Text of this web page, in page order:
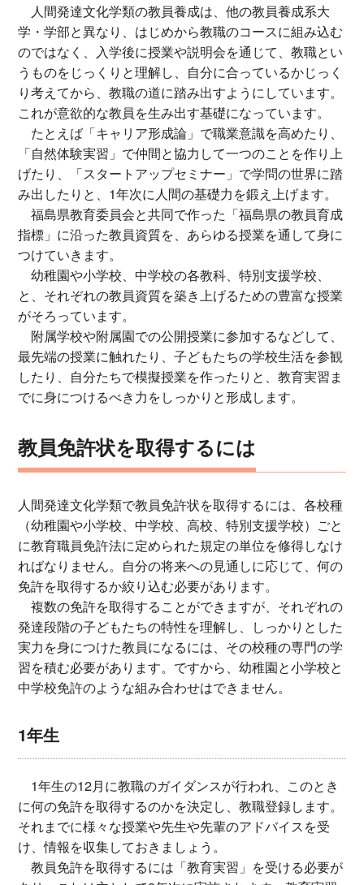
人間発達文化学類の教員養成は、他の教員養成系大
学・学部と異なり、はじめから教職のコースに組み込む
のではなく、入学後に授業や説明会を通じて、教職とい
うものをじっくりと理解し、自分に合っているかじっく
り考えてから、教職の道に踏み出すようにしています。
これが意欲的な教員を生み出す基礎になっています。
たとえば「キャリア形成論」で職業意識を高めたり、
「自然体験実習」で仲間と協力して一つのことを作り上
げたり、「スタートアップセミナー」で学問の世界に踏
み出したりと、1年次に人間の基礎力を鍛え上げます。
福島県教育委員会と共同で作った「福島県の教員育成
指標」に沿った教員資質を、あらゆる授業を通して身に
つけていきます。
幼稚園や小学校、中学校の各教科、特別支援学校、
と、それぞれの教員資質を築き上げるための豊富な授業
がそろっています。
附属学校や附属園での公開授業に参加するなどして、
最先端の授業に触れたり、子どもたちの学校生活を参観
したり、自分たちで模擬授業を作ったりと、教育実習ま
でに身につけるべき力をしっかりと形成します。
教員免許状を取得するには
人間発達文化学類で教員免許状を取得するには、各校種
（幼稚園や小学校、中学校、高校、特別支援学校）ごと
に教育職員免許法に定められた規定の単位を修得しなけ
ればなりません。自分の将来への見通しに応じて、何の
免許を取得するか絞り込む必要があります。
複数の免許を取得することができますが、それぞれの
発達段階の子どもたちの特性を理解し、しっかりとした
実力を身につけた教員になるには、その校種の専門の学
習を積む必要があります。ですから、幼稚園と小学校と
中学校免許のような組み合わせはできません。
1年生
1年生の12月に教職のガイダンスが行われ、このとき
に何の免許を取得するのかを決定し、教職登録します。
それまでに様々な授業や先生や先輩のアドバイスを受
け、情報を収集しておきましょう。
教員免許を取得するには「教育実習」を受ける必要が